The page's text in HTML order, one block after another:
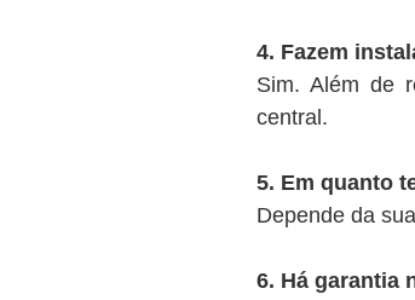
4. Fazem
Sim. Além de
central.
5. Em quanto
Depende da
6. Há garantia